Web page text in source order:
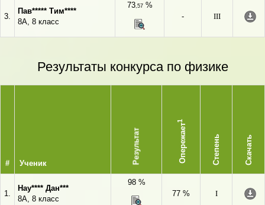
3.
Пав***** Тим****
8А, 8 класс
73,57%
-
III
Результаты конкурса по физике
# Ученик Результат Опережает
1
Степень Скачать
1.
Нау**** Дан***
8А, 8 класс
98 %
77 %
I